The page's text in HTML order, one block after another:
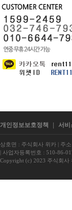
개인정보보호정책 서비
상호면 : 주식회사 위카 | 주
| 사업자등록번호 : 510-86-
Copyright (c) 2023 주식회사